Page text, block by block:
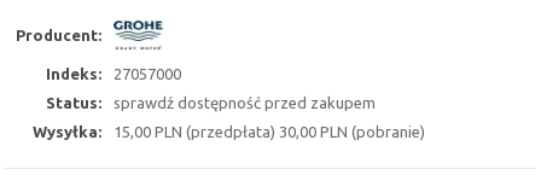
Producent:
Indeks:
27057000
Status:
sprawdź dostępność przed zakupem
Wysyłka:
15,00 PLN (przedpłata) 30,00 PLN (pobranie)